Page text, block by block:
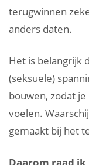
terugwinnen
anders daten.
Het is belangrijk
(seksuele)
bouwen, zodat
voelen.
gemaakt bij het
Daarom raad ik